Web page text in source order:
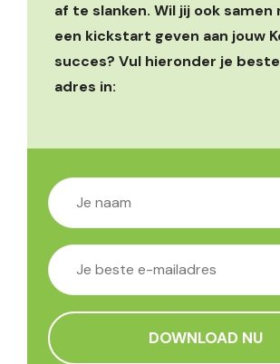
af te slanken. Wil jij ook samen
een kickstart geven aan jouw
succes? Vul hieronder je
adres in: